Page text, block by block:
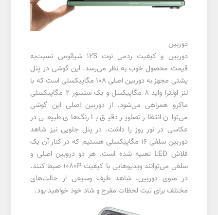
دوربین
دوربین و کیفیت ردمی نوت 12S شیائومی نسبت‌به
قیمت محصول خوب به نظر می‌رسد. این گوشی در پنل
پشتی مجهز به دوربین اصلی 108 مگاپیکسلی است که با
لنز اولترا واید 8 مگاپیکسل و یک سنسور 2 مگاپیکسلی
ماکرو همراهی می‌شود. از دوربین اصلی این گوشی
می‌توان انتظار تصاویر دقیق با رنگ‌های طبیعی در
عکاسی در نور روز را داشت. در پنل جلویی نیز شاهد
دوربین سلفی 16 مگاپیکسلی هستیم که در کنار آن یک
فلاش LED تعبیه شده است. هر دو دروبین اصلی و
سلفی می‌توانند ویدیوهایی با کیفیت 1080P ضبط کنند.
در منوی دوربین، شاهد طیف وسیعی از حالت‌های
مختلف برای ثبت لحظات مفرح و شاد خود خواهید بود.